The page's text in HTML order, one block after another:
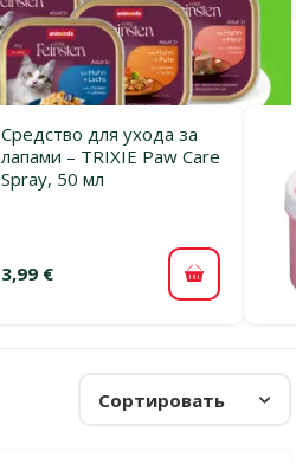
Средство для ухода за
лапами – TRIXIE Paw Care
Spray, 50 мл
3,99 € В корзину
Сортировать